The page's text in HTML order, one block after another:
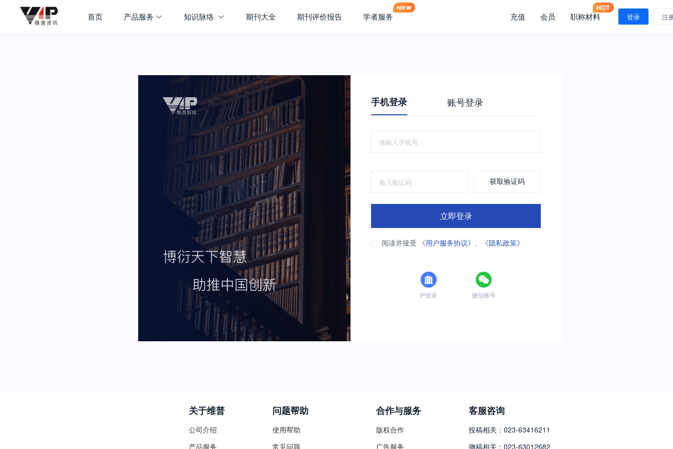
首页 产品服务 知识脉络 期刊大全 期刊评价报告 学者服务 充值 会员 职称材料 登录 注
手机登录 账号登录
获取验证码
立即登录
阅读并接受 《用户服务协议》 、 《隐私政策》
IP登录 微信账号
关于维普
公司介绍
产品服务
问题帮助
使用帮助
常见问题
合作与服务
版权合作
广告服务
客服咨询
投稿相关：023-63416211
撤稿相关：023-63012682